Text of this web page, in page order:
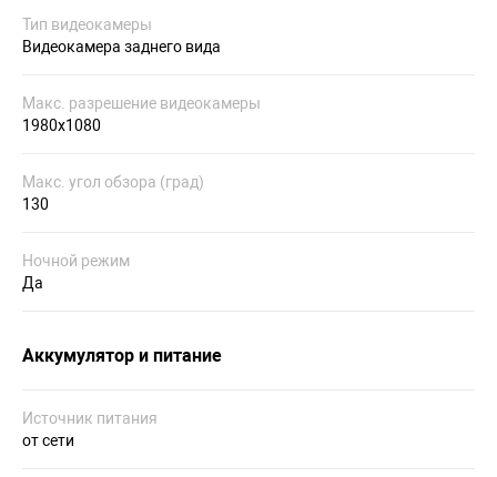
Тип видеокамеры
Видеокамера заднего вида
Макс. разрешение видеокамеры
1980х1080
Макс. угол обзора (град)
130
Ночной режим
Да
Аккумулятор и питание
Источник питания
от сети